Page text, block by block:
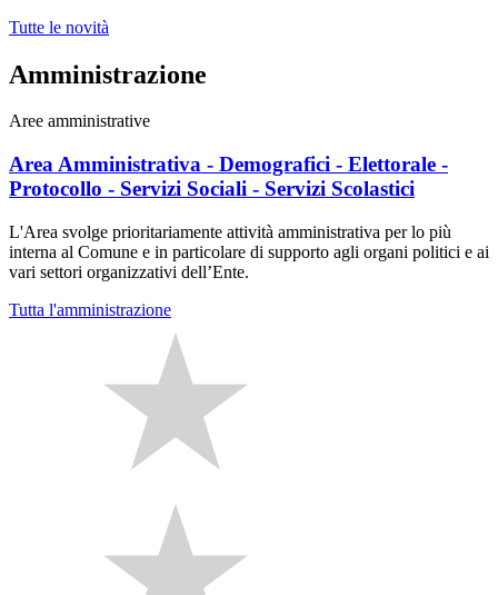
Tutte le novità
Amministrazione
Aree amministrative
Area Amministrativa - Demografici - Elettorale -
Protocollo - Servizi Sociali - Servizi Scolastici
L'Area svolge prioritariamente attività amministrativa per lo più
interna al Comune e in particolare di supporto agli organi politici e ai
vari settori organizzativi dell’Ente.
Tutta l'amministrazione